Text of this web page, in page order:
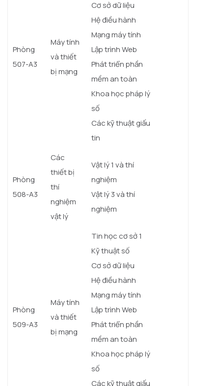
Phòng
507-A3
Máy tính
và thiết
bị mạng
Cơ sở dữ liệu
Hệ điều hành
Mạng máy tính
Lập trình Web
Phát triển phần
mềm an toàn
Khoa học pháp lý
số
Các kỹ thuật giấu
tin
Phòng
508-A3
Các
thiết bị
thí
nghiệm
vật lý
Vật lý 1 và thí
nghiệm
Vật lý 3 và thí
nghiệm
Phòng
509-A3
Máy tính
và thiết
bị mạng
Tin học cơ sở 1
Kỹ thuật số
Cơ sở dữ liệu
Hệ điều hành
Mạng máy tính
Lập trình Web
Phát triển phần
mềm an toàn
Khoa học pháp lý
số
Các kỹ thuật giấu